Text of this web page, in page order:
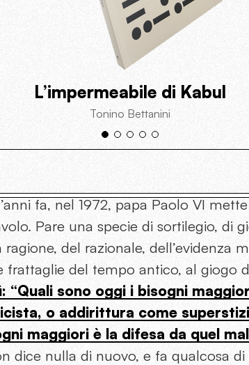
L’impermeabile di Kabul
Tonino Bettanini
fa, nel 1972, papa Paolo VI
Pare una specie di sortilegio, di
del razionale, dell’evidenza
frattaglie del tempo antico, al giogo
“Quali sono oggi i bisogni
o addirittura come
maggiori è la difesa da quel
dice nulla di nuovo, e fa qualcosa